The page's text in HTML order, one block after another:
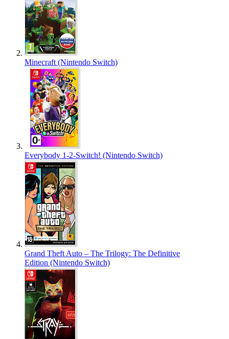
Minecraft (Nintendo Switch)
Everybody 1-2-Switch! (Nintendo Switch)
Grand Theft Auto – The Trilogy: The Definitive
Edition (Nintendo Switch)